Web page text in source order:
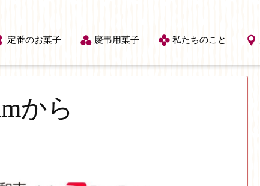
定番のお菓子 慶弔用菓子 私たちのこと
から